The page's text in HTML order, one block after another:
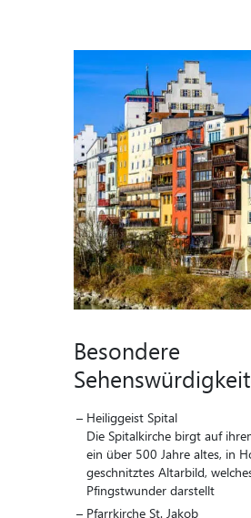
Besondere
Heiliggeist Spital
Die Spitalkirche birgt auf
ein über 500 Jahre altes, in
geschnitztes Altarbild,
Pfingstwunder darstellt
Pfarrkirche St. Jakob